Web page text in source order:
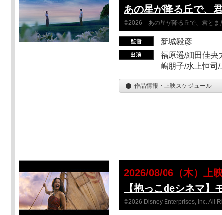
あの星が降る丘で、
©2026「あの星が降る丘で、君とま
新城毅彦
福原遥/細田佳央
嶋朋子/水上恒司
作品情報・上映スケジュール
2026/08/06（木）上
【抱っこdeシネマ】
©2026 Disney Enterprises, Inc. All